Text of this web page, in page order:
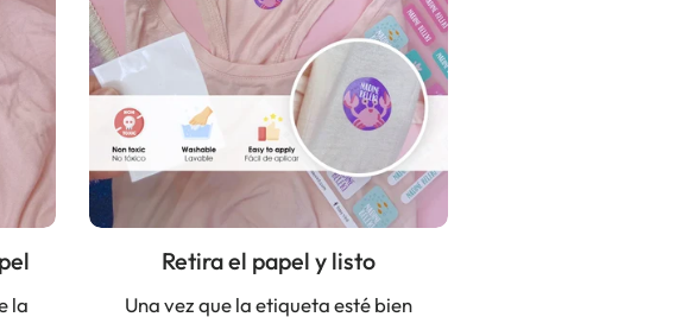
la
Retira el papel y listo
Una vez que la etiqueta esté bien